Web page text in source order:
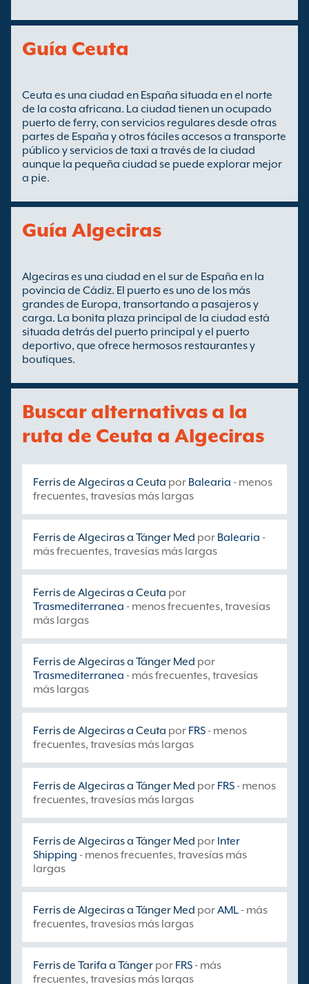
Guía Ceuta
Ceuta es una ciudad en España situada en el norte
de la costa africana. La ciudad tienen un ocupado
puerto de ferry, con servicios regulares desde otras
partes de España y otros fáciles accesos a transporte
público y servicios de taxi a través de la ciudad
aunque la pequeña ciudad se puede explorar mejor
a pie.
Guía Algeciras
Algeciras es una ciudad en el sur de España en la
povincia de Cádiz. El puerto es uno de los más
grandes de Europa, transortando a pasajeros y
carga. La bonita plaza principal de la ciudad está
situada detrás del puerto principal y el puerto
deportivo, que ofrece hermosos restaurantes y
boutiques.
Buscar alternativas a la
ruta de Ceuta a Algeciras
Ferris de Algeciras a Ceuta por Balearia - menos
frecuentes, travesías más largas
Ferris de Algeciras a Tánger Med por Balearia -
más frecuentes, travesías más largas
Ferris de Algeciras a Ceuta por
Trasmediterranea - menos frecuentes, travesías
más largas
Ferris de Algeciras a Tánger Med por
Trasmediterranea - más frecuentes, travesías
más largas
Ferris de Algeciras a Ceuta por FRS- menos
frecuentes, travesías más largas
Ferris de Algeciras a Tánger Med por FRS- menos
frecuentes, travesías más largas
Ferris de Algeciras a Tánger Med por Inter
Shipping - menos frecuentes, travesías más
largas
Ferris de Algeciras a Tánger Med porAML- más
frecuentes, travesías más largas
Ferris de Tarifa a Tánger por FRS- más
frecuentes, travesías más largas